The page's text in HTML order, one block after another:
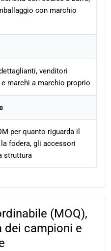
con marchio
venditori
marchi a marchio proprio
per quanto riguarda il
fodera, gli accessori
struttura
(MOQ),
dei campioni e